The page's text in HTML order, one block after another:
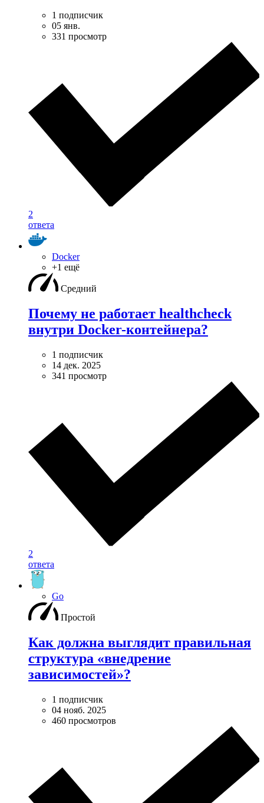
1 подписчик
05 янв.
331 просмотр
2
ответа
Docker
+1 ещё
Средний
Почему не работает healthcheck
внутри Docker-контейнера?
1 подписчик
14 дек. 2025
341 просмотр
2
ответа
Go
Простой
Как должна выглядит правильная
структура «внедрение
зависимостей»?
1 подписчик
04 нояб. 2025
460 просмотров